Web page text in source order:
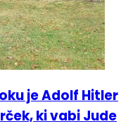
je Adolf Hitler
ki vabi Jude